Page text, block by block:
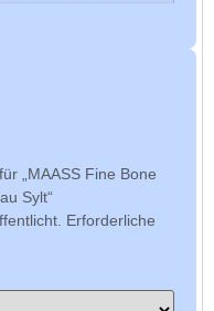
„MAASS Fine Bone
Sylt“
Erforderliche